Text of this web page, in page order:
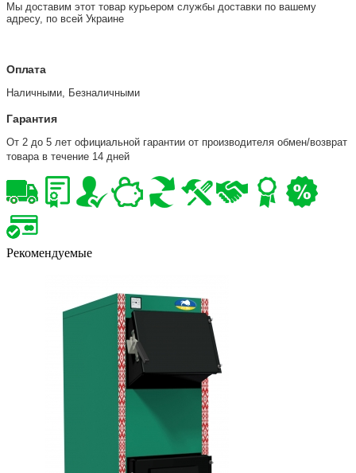
Мы доставим этот товар курьером службы доставки по вашему
адресу, по всей Украине
Оплата
Наличными, Безналичными
Гарантия
От 2 до 5 лет официальной гарантии от производителя обмен/возврат
товара в течение 14 дней
Рекомендуемые